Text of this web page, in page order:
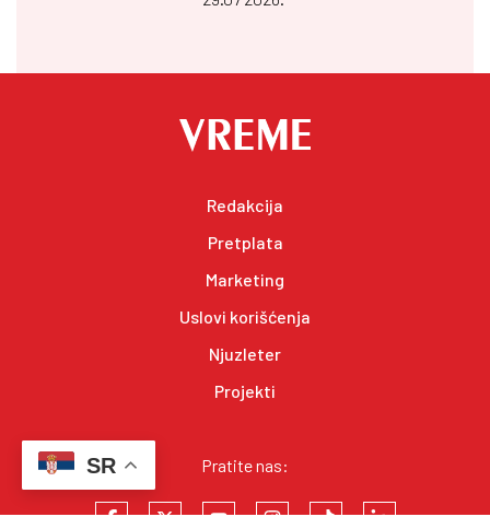
Redakcija
Pretplata
Marketing
Uslovi korišćenja
Njuzleter
Projekti
Pratite nas:
SR